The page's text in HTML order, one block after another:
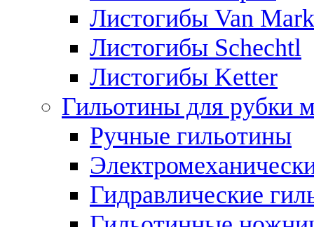
Листогибы Van Mark
Листогибы Schechtl
Листогибы Ketter
Гильотины для рубки
Ручные гильотины
Гидравлические